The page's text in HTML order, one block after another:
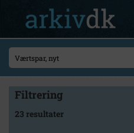
Filtrering
23 resultater